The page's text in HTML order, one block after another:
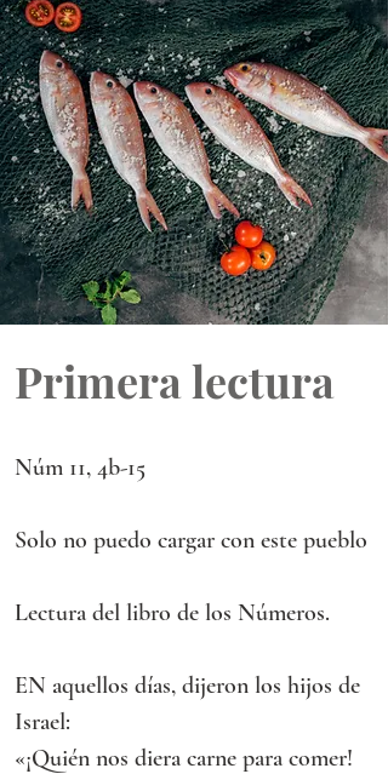
Primera lectura
Núm 11, 4b-15
Solo no puedo cargar con este pueblo
Lectura del libro de los Números.
EN aquellos días, dijeron los hijos de
Israel:
«¡Quién nos diera carne para comer!